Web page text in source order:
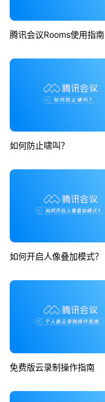
腾讯会议Rooms使用指南
如何防止啸叫？
如何开启人像叠加模式？
免费版云录制操作指南